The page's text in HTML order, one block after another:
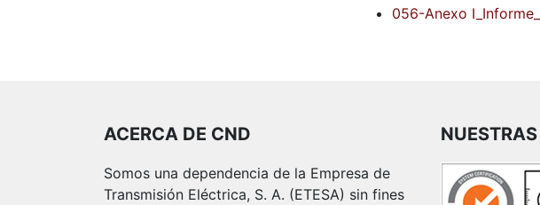
056-Anexo
ACERCA DE CND
Somos una dependencia de la Empresa de
Transmisión Eléctrica, S. A. (ETESA) sin fines